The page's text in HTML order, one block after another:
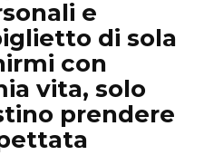
e
di sola
con
vita, solo
prendere